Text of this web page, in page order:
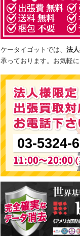
ケータイゴットでは、 法
承っております。お気軽
03-5324-